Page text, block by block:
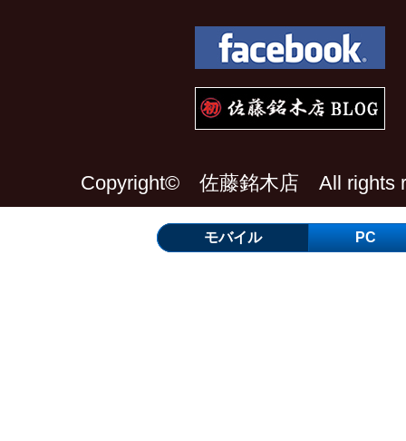
Copyright© 佐藤銘木店 All rights
モバイル PC